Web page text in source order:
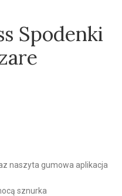
Spodenki
naszyta gumowa aplikacja
sznurka